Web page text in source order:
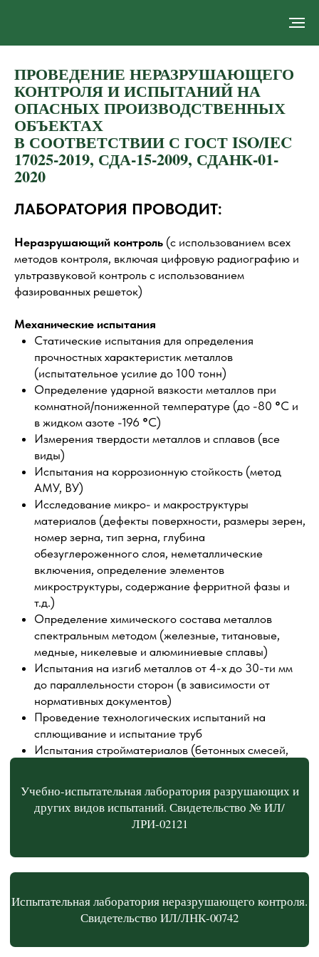
ОПАСНЫХ ПРОИЗВОДСТВЕННЫХ
ОБЪЕКТАХ
В СООТВЕТСТВИИ С ГОСТ ISO/IEC
17025-2019, СДА-15-2009, СДАНК-01-
2020
Неразрушающий контроль
методов контроля, включая цифровую радиографию и
фазированных решеток)
Статические испытания для определения
(испытательное усилие до 100 тонн)
Определение ударной вязкости металлов при
комнатной/пониженной температуре (до -80
в жидком азоте -196
виды)
Испытания на коррозионную стойкость (метод
АМУ, ВУ)
Исследование микро- и макроструктуры
материалов (дефекты поверхности, размеры зерен,
номер зерна, тип зерна, глубина
обезуглероженного слоя, неметаллические
включения, определение элементов
микроструктуры, содержание ферритной фазы и
т.д.)
Определение химического состава металлов
спектральным методом (железные, титановые,
медные, никелевые и алюминиевые сплавы)
Испытания на изгиб металлов от 4-х до 30-ти мм
до параллельности сторон (в зависимости от
нормативных документов)
Проведение технологических испытаний на
сплющивание и испытание труб
Испытания стройматериалов (бетонных смесей,
определение толщины и прочности лакокрасочных
покрытий)
Анкета оценки удовлетворенности заказчика
Лаборатория неразрушающего контроля. Свидетельство
№ ЛНК-000А0477
Испытательная лаборатория неразрушающего контроля.
Свидетельство ИЛ/ЛНК-00742
других видов испытаний. Свидетельство № ИЛ/
ЛРИ-02121
ЛАБОРАТОРИЯ ПРОВОДИТ: